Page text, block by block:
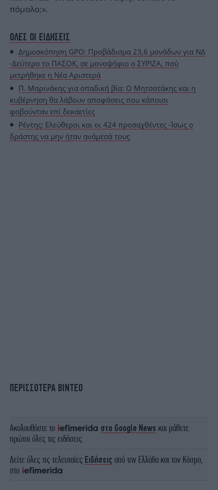
πόμολο;».
ΟΛΕΣ ΟΙ ΕΙΔΗΣΕΙΣ
Δημοσκόπηση GPO: Προβάδισμα 23,6 μονάδων για ΝΔ
-Δεύτερο το ΠΑΣΟΚ, σε μονοψήφιο ο ΣΥΡΙΖΑ, πού
μετρήθηκε η Νέα Αριστερά
Π. Μαρινάκης για οπαδική βία: Ο Μητσοτάκης και η
κυβέρνηση θα λάβουν αποφάσεις που κάποιοι
φοβούνταν επί δεκαετίες
Ρέντης: Ελεύθεροι και οι 424 προσαχθέντες -Ίσως ο
δράστης να μην ήταν ανάμεσά τους
ΠΕΡΙΣΣΟΤΕΡΑ ΒΙΝΤΕΟ
Ακολουθήστε το στο Google News και μάθετε
πρώτοι όλες τις ειδήσεις
Δείτε όλες τις τελευταίες Ειδήσεις από την Ελλάδα και τον Κόσμο,
στο